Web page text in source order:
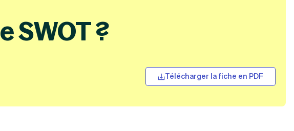
SWOT ?
Télécharger la fiche en PDF